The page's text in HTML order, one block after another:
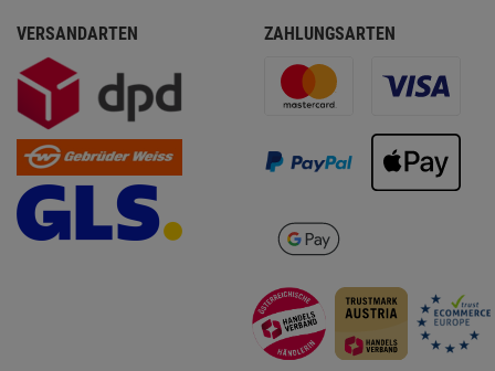
VERSANDARTEN ZAHLUNGSARTEN